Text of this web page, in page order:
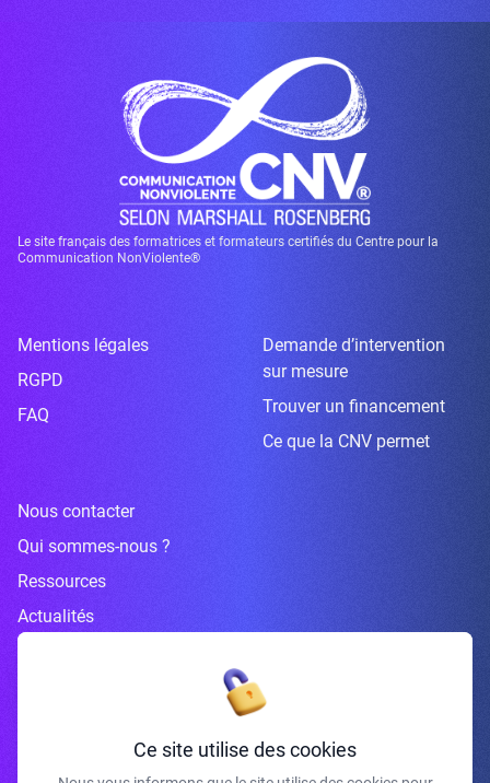
Le site français des formatrices et formateurs certifiés du Centre pour la
Communication NonViolente®
Mentions légales
RGPD
FAQ
Demande d’intervention
sur mesure
Trouver un financement
Ce que la CNV permet
Nous contacter
Qui sommes-nous ?
Ressources
Actualités
Inscrivez-vous à la newsletter
Ce site utilise des cookies